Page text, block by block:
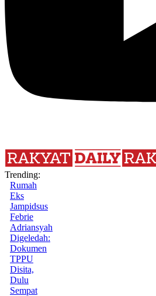
Trending:
Rumah
Eks
Jampidsus
Febrie
Adriansyah
Digeledah:
Dokumen
TPPU
Disita,
Dulu
Sempat